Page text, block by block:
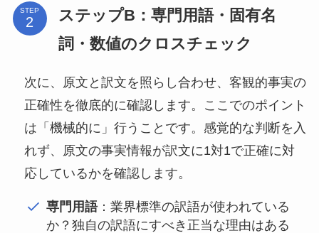
STEP
ステップB：専門用語・固有名
詞・数値のクロスチェック
次に、原文と訳文を照らし合わせ、客観的事実の
正確性を徹底的に確認します。ここでのポイント
は「機械的に」行うことです。感覚的な判断を入
れず、原文の事実情報が訳文に1対1で正確に対
応しているかを確認します。
専門用語：業界標準の訳語が使われている
か？独自の訳語にすべき正当な理由はある